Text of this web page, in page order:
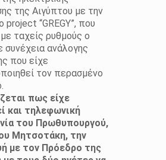
της Αιγύπτου με την
project “GREGY”, που
ταχείς ρυθμούς ο
συνέχεια ανάλογης
που είχε
τον περασμένο
πως είχε
και τηλεφωνική
του Πρωθυπουργού,
Μητσοτάκη, την
με τον Πρόεδρο της